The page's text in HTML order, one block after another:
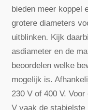
bieden meer koppel
grotere diameters
uitblinken. Kijk
asdiameter en de
beoordelen welke
mogelijk is.
230 V of 400 V.
V vaak de stabielste